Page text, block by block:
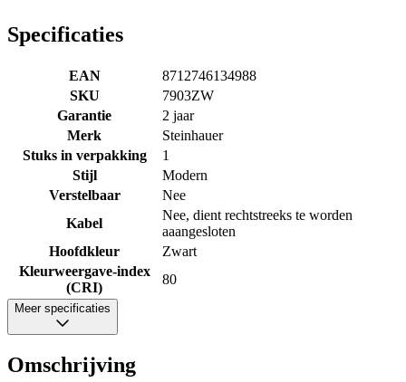
Specificaties
EAN
8712746134988
SKU
7903ZW
Garantie
2 jaar
Merk
Steinhauer
Stuks in verpakking
1
Stijl
Modern
Verstelbaar
Nee
Kabel
Nee, dient rechtstreeks te worden
aaangesloten
Hoofdkleur
Zwart
Kleurweergave-index
(CRI)
80
Meer specificaties
Omschrijving